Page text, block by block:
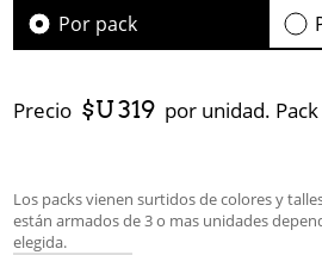
Por pack
Precio $U 319 por unidad.
Los packs vienen surtidos de colores y
están armados de 3 o mas unidades
elegida.